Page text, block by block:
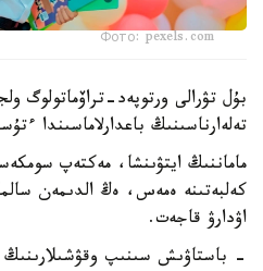
Фото: pexels.com
تەلەارناسىنىڭ باعدارلاماسىندا
ماماننىڭ ايتۋىنشا، مەكتەپ
كەلبەتىنە ەمەس، ەڭ الدىمەن
اۋدارۋ قاجەت.